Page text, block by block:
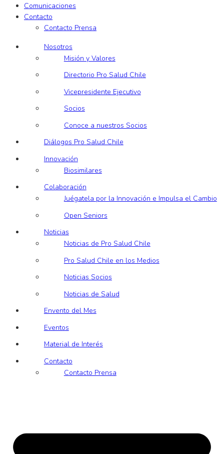
Comunicaciones
Contacto
Contacto Prensa
Nosotros
Misión y Valores
Directorio Pro Salud Chile
Vicepresidente Ejecutivo
Socios
Conoce a nuestros Socios
Diálogos Pro Salud Chile
Innovación
Biosimilares
Colaboración
Juégatela por la Innovación e Impulsa el Cambio
Open Seniors
Noticias
Noticias de Pro Salud Chile
Pro Salud Chile en los Medios
Noticias Socios
Noticias de Salud
Envento del Mes
Eventos
Material de Interés
Contacto
Contacto Prensa